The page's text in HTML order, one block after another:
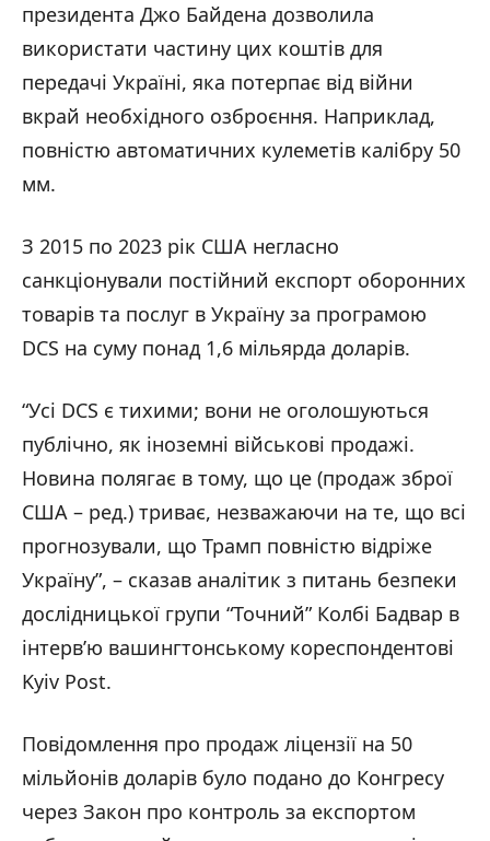
президента Джо Байдена дозволила
використати частину цих коштів для
передачі Україні, яка потерпає від війни
вкрай необхідного озброєння. Наприклад,
повністю автоматичних кулеметів калібру 50
мм.
З 2015 по 2023 рік США негласно
санкціонували постійний експорт оборонних
товарів та послуг в Україну за програмою
DCS на суму понад 1,6 мільярда доларів.
“Усі DCS є тихими; вони не оголошуються
публічно, як іноземні військові продажі.
Новина полягає в тому, що це (продаж зброї
США – ред.) триває, незважаючи на те, що всі
прогнозували, що Трамп повністю відріже
Україну”, – сказав аналітик з питань безпеки
дослідницької групи “Точний” Колбі Бадвар в
інтерв’ю вашингтонському кореспондентові
Kyiv Post.
Повідомлення про продаж ліцензії на 50
мільйонів доларів було подано до Конгресу
через Закон про контроль за експортом